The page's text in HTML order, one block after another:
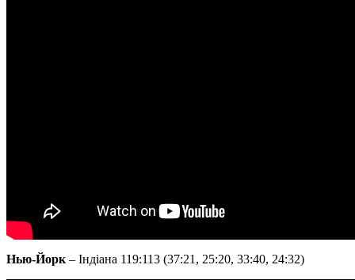
Нью-Йорк – Індіана 119:113 (37:21, 25:20, 33:40, 24:32)